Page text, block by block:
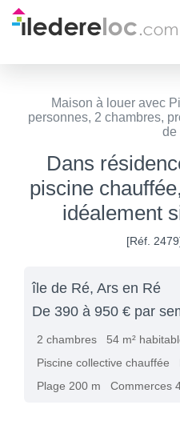
Maison à louer avec
personnes, 2 chambres,
de
Dans
piscine
idéalement
[Réf.
île de Ré, Ars en Ré
De 390 à 950 € par
2 chambres
54 m²
Piscine collective chauffée
Plage 200 m
Commerces